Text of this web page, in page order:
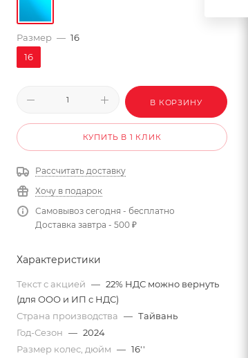
Размер — 16
16
В КОРЗИНУ
КУПИТЬ В 1 КЛИК
Рассчитать доставку
Хочу в подарок
Самовывоз сегодня - бесплатно
Доставка завтра - 500 ₽
Характеристики
Текст с акцией — 22% НДС можно вернуть
(для ООО и ИП с НДС)
Страна производства — Тайвань
Год-Сезон — 2024
Размер колес, дюйм — 16''